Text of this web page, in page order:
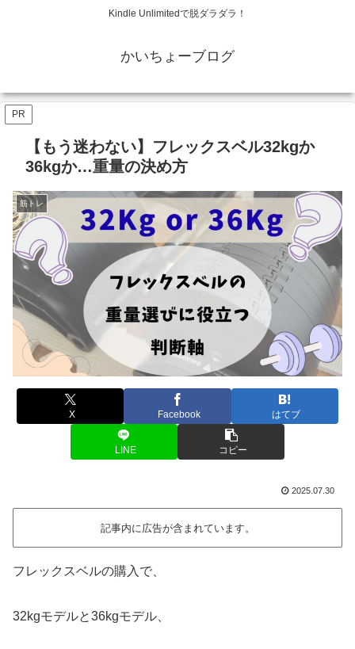
Kindle Unlimitedで脱ダラダラ！
かいちょーブログ
PR
【もう迷わない】フレックスベル32kgか
36kgか…重量の決め方
筋トレ
X Facebook はてブ
LINE コピー
2025.07.30
記事内に広告が含まれています。
フレックスベルの購入で、
32kgモデルと36kgモデル、